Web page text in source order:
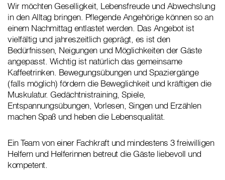
Wir möchten Geselligkeit, Lebensfreude und Abwechslung
in den Alltag bringen. Pflegende Angehörige können so an
einem Nachmittag entlastet werden. Das Angebot ist
vielfältig und jahreszeitlich geprägt, es ist den
Bedürfnissen, Neigungen und Möglichkeiten der Gäste
angepasst. Wichtig ist natürlich das gemeinsame
Kaffeetrinken. Bewegungsübungen und Spaziergänge
(falls möglich) fördern die Beweglichkeit und kräftigen die
Muskulatur. Gedächtnistraining, Spiele,
Entspannungsübungen, Vorlesen, Singen und Erzählen
machen Spaß und heben die Lebensqualität.
Ein Team von einer Fachkraft und mindestens 3 freiwilligen
Helfern und Helferinnen betreut die Gäste liebevoll und
kompetent.